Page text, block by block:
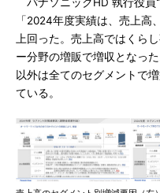
「2024年度実績は、売上高
上回った。売上高ではくら
ー分野の増販で増収となっ
以外は全てのセグメントで
ている。